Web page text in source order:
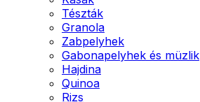
Tészták
Granola
Zabpelyhek
Gabonapelyhek és müzlik
Hajdina
Quinoa
Rizs